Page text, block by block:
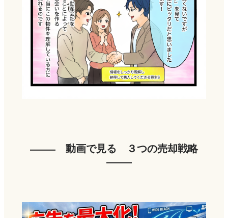
動画で見る ３つの売却戦略